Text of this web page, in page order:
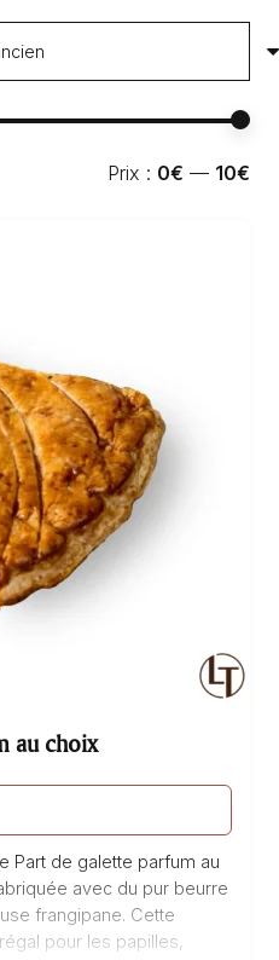
Prix : 0€ — 10€
au choix
Part de galette parfum au
avec du pur beurre
frangipane. Cette
pour les papilles,